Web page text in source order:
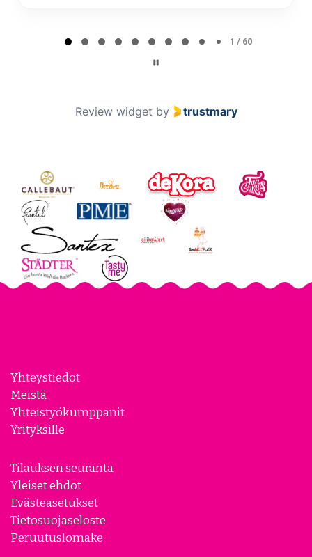
ML Minna Lehto
by trustmary
Yhteystiedot
Yhteistyökumppanit
Yrityksille
Tilauksen seuranta
Yleiset ehdot